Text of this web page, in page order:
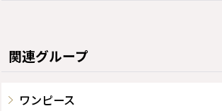
関連グループ
ワンピース